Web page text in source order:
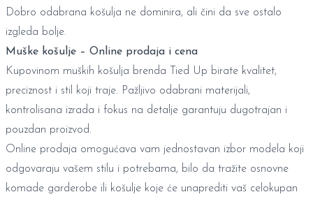
Dobro odabrana košulja ne dominira, ali čini da sve ostalo
izgleda bolje.
Muške košulje – Online prodaja i cena
Kupovinom muških košulja brenda Tied Up birate kvalitet,
preciznost i stil koji traje. Pažljivo odabrani materijali,
kontrolisana izrada i fokus na detalje garantuju dugotrajan i
pouzdan proizvod.
Online prodaja omogućava vam jednostavan izbor modela koji
odgovaraju vašem stilu i potrebama, bilo da tražite osnovne
komade garderobe ili košulje koje će unaprediti vaš celokupan